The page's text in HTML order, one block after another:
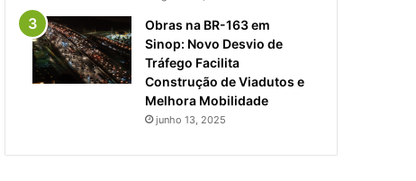
Obras na BR-163 em
Sinop: Novo Desvio de
Tráfego Facilita
Construção de Viadutos e
Melhora Mobilidade
junho 13, 2025